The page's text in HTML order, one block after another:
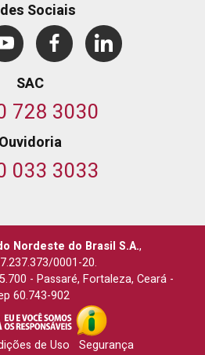
Sociais
SAC
728 3030
Ouvidoria
033 3033
Nordeste do Brasil S.A.,
0001-20.
- Passaré, Fortaleza, Ceará-
60.743-902
de Uso
Segurança